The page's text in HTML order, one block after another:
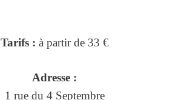
Tarifs : à partir de 33 €
Adresse :
1 rue du 4 Septembre